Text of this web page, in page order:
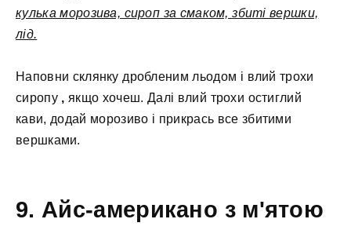
кулька морозива, сироп за смаком, збиті вершки,
лід.
Наповни склянку дробленим льодом і влий трохи
сиропу , якщо хочеш. Далі влий трохи остиглий
кави, додай морозиво і прикрась все збитими
вершками.
9. Айс-американо з м'ятою